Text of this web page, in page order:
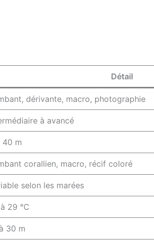
Détail
dérivante, macro, photographie
à avancé
40 m
corallien, macro, récif coloré
selon les marées
29 °C
30 m